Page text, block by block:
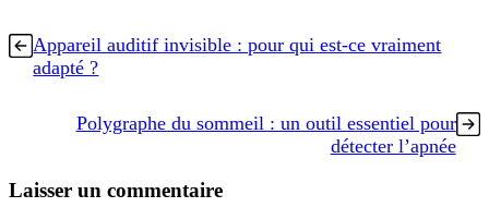
Appareil auditif invisible : pour qui est-ce vraiment
adapté ?
Polygraphe du sommeil : un outil essentiel pour
détecter l’apnée
Laisser un commentaire